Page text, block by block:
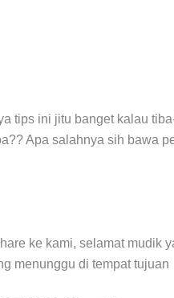
tips ini jitu banget kalau
Apa salahnya sih bawa
ke kami, selamat mudik
menunggu di tempat tujuan